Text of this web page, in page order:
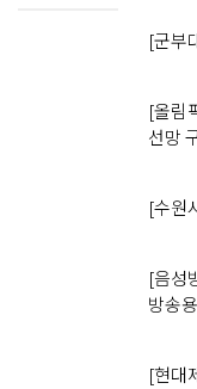
[군부
[올림
선망
[수원
[음성
방송
[현대